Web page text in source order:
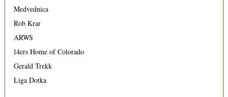
Medvednica
Rob Krar
ARWS
14ers Home of Colorado
Gerald Trekk
Liga Dotka